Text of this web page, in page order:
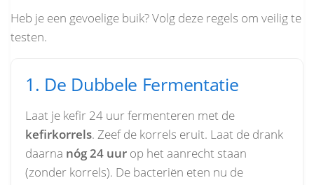
Heb je een gevoelige buik? Volg deze regels om veilig te
testen.
1. De Dubbele Fermentatie
Laat je kefir 24 uur fermenteren met de
kefirkorrels. Zeef de korrels eruit. Laat de drank
daarna nóg 24 uur op het aanrecht staan
(zonder korrels). De bacteriën eten nu de